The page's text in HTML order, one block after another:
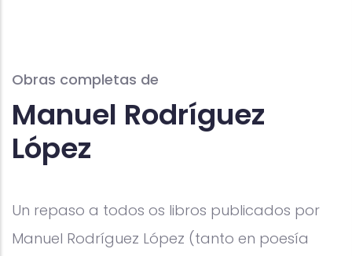
Obras completas de
Manuel Rodríguez
López
Un repaso a todos os libros publicados por
Manuel Rodríguez López (tanto en poesía